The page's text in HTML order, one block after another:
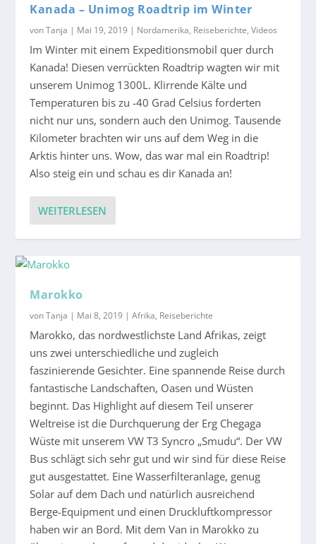
Kanada – Unimog Roadtrip im Winter
vonTanja | Mai 19, 2019 | Nordamerika, Reiseberichte,Videos
Im Winter mit einem Expeditionsmobil quer durch
Kanada! Diesen verrückten Roadtrip wagten wir mit
unserem Unimog 1300L. Klirrende Kälte und
Temperaturen bis zu -40 Grad Celsius forderten
nicht nur uns, sondern auch den Unimog. Tausende
Kilometer brachten wir uns auf dem Weg in die
Arktis hinter uns. Wow, das war mal ein Roadtrip!
Also steig ein und schau es dir Kanada an!
WEITERLESEN
Marokko
vonTanja | Mai 8, 2019 |Afrika, Reiseberichte
Marokko, das nordwestlichste Land Afrikas, zeigt
uns zwei unterschiedliche und zugleich
faszinierende Gesichter. Eine spannende Reise durch
fantastische Landschaften, Oasen und Wüsten
beginnt. Das Highlight auf diesem Teil unserer
Weltreise ist die Durchquerung der Erg Chegaga
Wüste mit unserem VW T3 Syncro „Smudu“. Der VW
Bus schlägt sich sehr gut und wir sind für diese Reise
gut ausgestattet. Eine Wasserfilteranlage, genug
Solar auf dem Dach und natürlich ausreichend
Berge-Equipment und einen Druckluftkompressor
haben wir an Bord. Mit dem Van in Marokko zu